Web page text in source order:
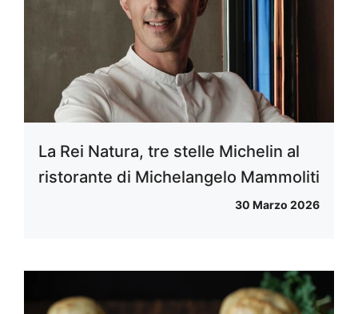
La Rei Natura, tre stelle Michelin al
ristorante di Michelangelo Mammoliti
30 Marzo 2026